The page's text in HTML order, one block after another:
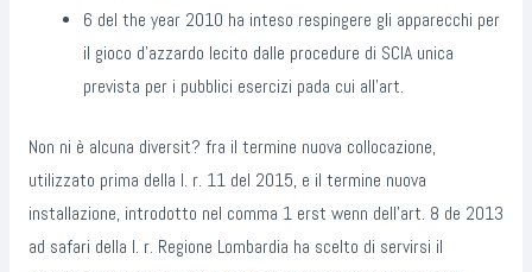
6 del the year 2010 ha inteso respingere gli apparecchi per
il gioco d’azzardo lecito dalle procedure di SCIA unica
prevista per i pubblici esercizi pada cui all’art.
Non ni è alcuna diversit? fra il termine nuova collocazione,
utilizzato prima della l. r. 11 del 2015, e il termine nuova
installazione, introdotto nel comma 1 erst wenn dell’art. 8 de 2013
ad safari della l. r. Regione Lombardia ha scelto di servirsi il